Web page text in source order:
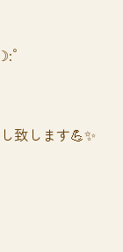
ﾟ
致します💪✨